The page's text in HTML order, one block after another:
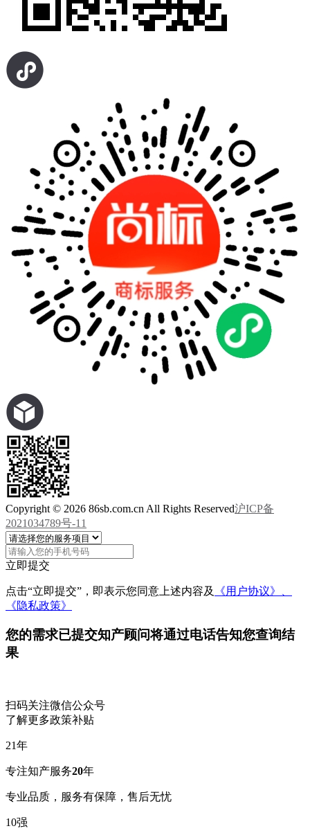
Copyright © 2026 86sb.com.cn All Rights Reserved沪ICP备
2021034789号-11
立即提交
点击“立即提交”，即表示您同意上述内容及
《用户协议》、
《隐私政策》
您的需求已提交知产顾问将通过电话告知您查询结
果
扫码关注微信公众号
了解更多政策补贴
21年
专注知产服务20年
专业品质，服务有保障，售后无忧
10强